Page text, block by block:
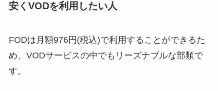
安くVODを利用したい人
FODは月額976円(税込)で利用することができるた
め、VODサービスの中でもリーズナブルな部類で
す。